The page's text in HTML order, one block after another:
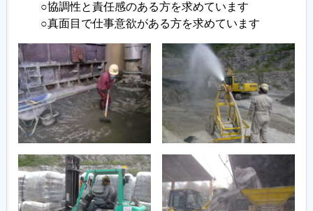
○協調性と責任感のある方を求めています
○真面目で仕事意欲がある方を求めています